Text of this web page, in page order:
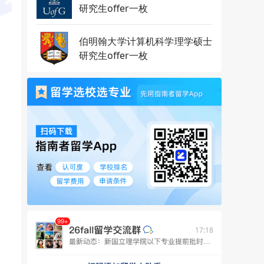
研究生offer一枚
伯明翰大学计算机科学理学硕士
研究生offer一枚
17:18